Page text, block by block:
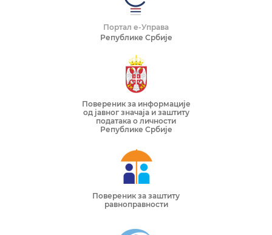
Портал е-Управа
Републике Србије
Повереник за информације
од јавног значаја и заштиту
података о личности
Републике Србије
Повереник за заштиту
равноправности